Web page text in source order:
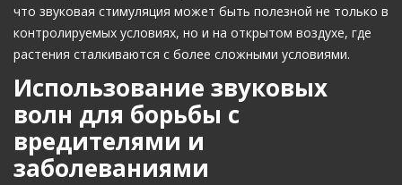
что звуковая стимуляция может быть полезной не только в
контролируемых условиях, но и на открытом воздухе, где
растения сталкиваются с более сложными условиями.
Использование звуковых
волн для борьбы с
вредителями и
заболеваниями